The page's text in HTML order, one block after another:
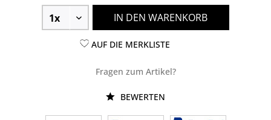
IN DEN WARENKORB
AUF DIE MERKLISTE
Fragen zum Artikel?
BEWERTEN